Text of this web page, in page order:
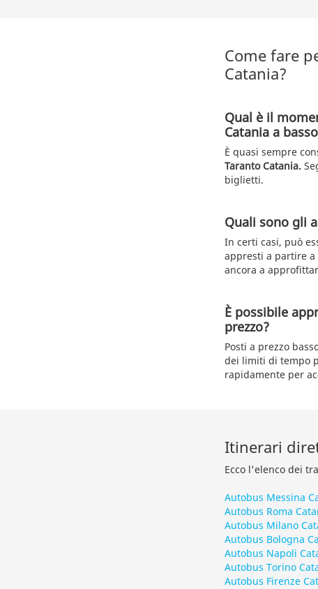
Come fare
Catania?
Qual è il
Catania a
È quasi sempre
Taranto Catania.
biglietti.
Quali sono gli
In certi casi, può
appresti a partire
ancora a
È possibile
prezzo?
Posti a prezzo
dei limiti di tempo
rapidamente per
Itinerari
Ecco l'elenco dei
Autobus Messina
Autobus Roma
Autobus Milano
Autobus Bologna
Autobus Napoli
Autobus Torino
Autobus Firenze